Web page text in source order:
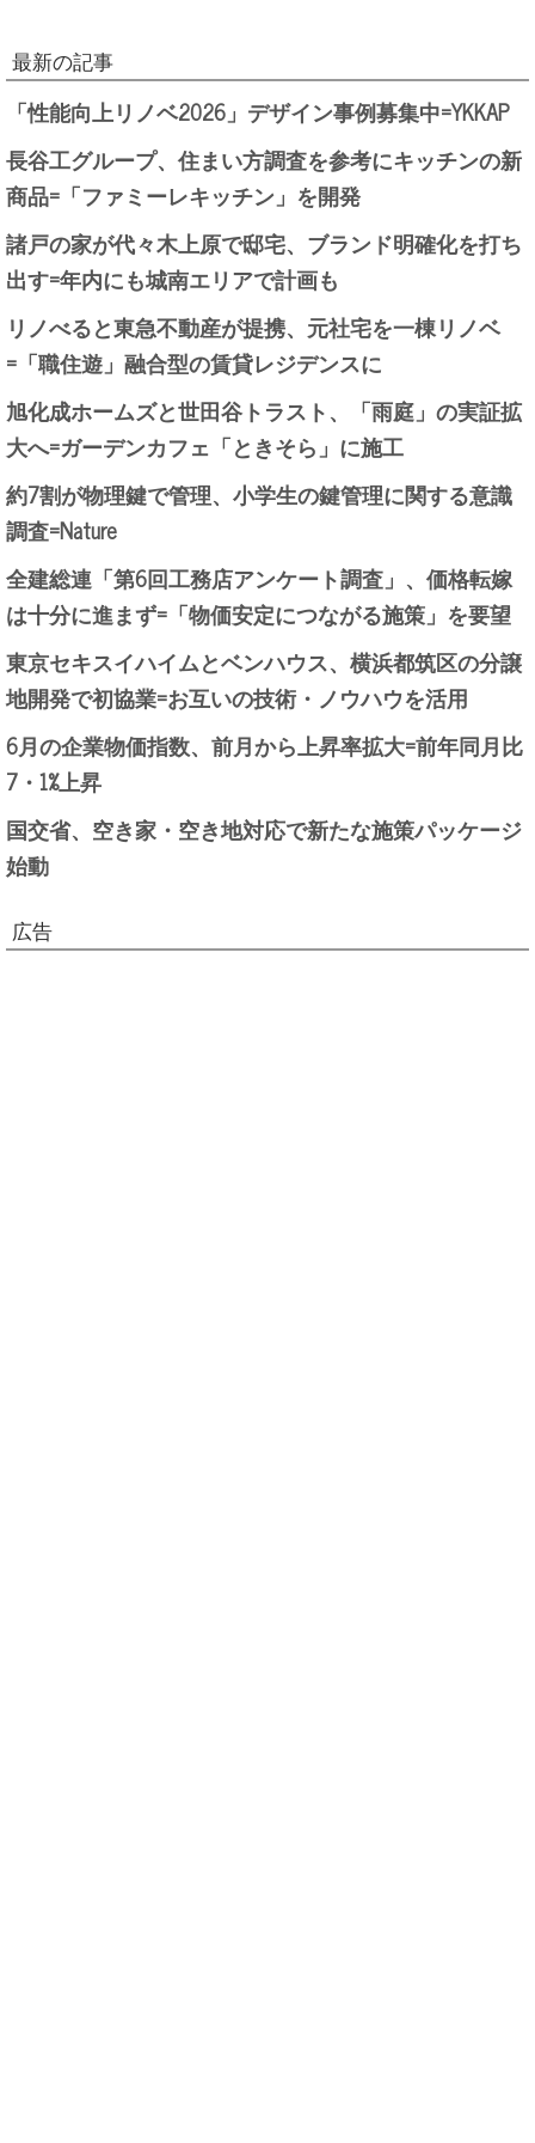
最新の記事
「性能向上リノベ2026」デザイン事例募集中=YKKAP
長谷工グループ、住まい方調査を参考にキッチンの新
商品=「ファミーレキッチン」を開発
諸戸の家が代々木上原で邸宅、ブランド明確化を打ち
出す=年内にも城南エリアで計画も
リノべると東急不動産が提携、元社宅を一棟リノベ
=「職住遊」融合型の賃貸レジデンスに
旭化成ホームズと世田谷トラスト、「雨庭」の実証拡
大へ=ガーデンカフェ「ときそら」に施工
約7割が物理鍵で管理、小学生の鍵管理に関する意識
調査=Nature
全建総連「第6回工務店アンケート調査」、価格転嫁
は十分に進まず=「物価安定につながる施策」を要望
東京セキスイハイムとベンハウス、横浜都筑区の分譲
地開発で初協業=お互いの技術・ノウハウを活用
6月の企業物価指数、前月から上昇率拡大=前年同月比
7・1%上昇
国交省、空き家・空き地対応で新たな施策パッケージ
始動
広告